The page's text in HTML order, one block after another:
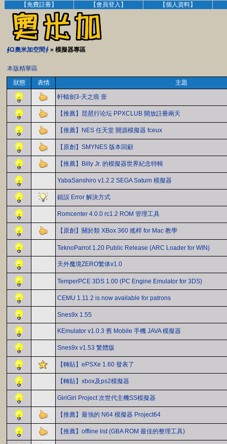
【免費註冊】 【會員登入】 【個人資料】
∮Ω奧米加空間∮ » 模擬器專區
本版精華區
狀態
表情
主題
軒轅劍3-天之痕 壹
【推薦】琵琶行论坛 PPXCLUB 開放註冊兩天
【推薦】NES 任天堂 開源模擬器 fceux
【原創】SMYNES 版本回顧
【推薦】Billy Jr. 的模擬器世界紀念特輯
YabaSanshiro v1.2.2 SEGA Saturn 模擬器
錯誤 Error 解決方式
Romcenter 4.0.0 rc1.2 ROM 管理工具
【原創】關於類 XBox 360 搖桿 for Mac 教學
TeknoParrot 1.20 Public Release (ARC Loader for WIN)
天外魔境ZERO繁体v1.0
TemperPCE 3DS 1.00 (PC Engine Emulator for 3DS)
CEMU 1.11.2 is now available for patrons
Snes9x 1.55
KEmulator v1.0.3 舊 Mobile 手機 JAVA 模擬器
Snes9x v1.53 繁體版
【轉貼】ePSXe 1.60 發表了
【轉貼】xbox及ps2模擬器
GiriGiri Project 次世代主機SS模擬器
【推薦】最強的 N64 模擬器 Project64
【推薦】offline list (GBA ROM 最佳的整理工具)